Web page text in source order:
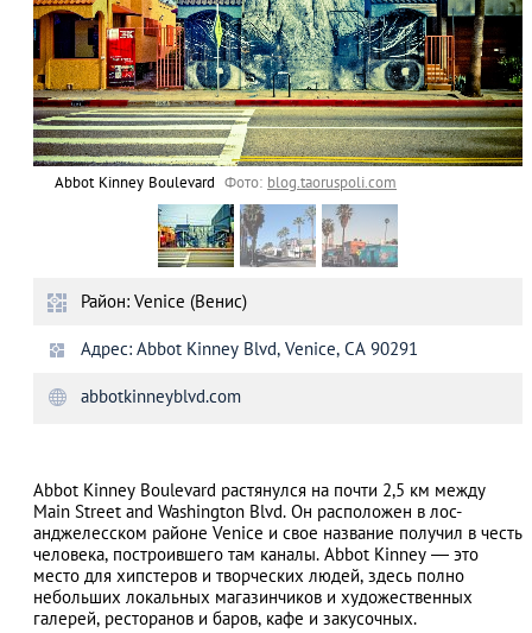
Abbot Kinney Boulevard Фото: blog.taoruspoli.com
Район: Venice (Венис)
Адрес: Abbot Kinney Blvd, Venice, CA 90291
abbotkinneyblvd.com
Abbot Kinney Boulevard растянулся на почти 2,5 км между
Main Street and Washington Blvd. Он расположен в лос-
анджелесском районе Venice и свое название получил в честь
человека, построившего там каналы. Abbot Kinney ― это
место для хипстеров и творческих людей, здесь полно
небольших локальных магазинчиков и художественных
галерей, ресторанов и баров, кафе и закусочных.